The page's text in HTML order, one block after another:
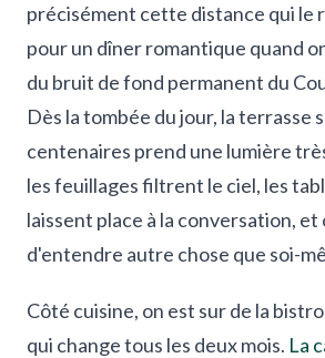
précisément cette distance qui le
pour un dîner romantique quand
du bruit de fond permanent du
Dès la tombée du jour, la terrasse
centenaires prend une lumière
les feuillages filtrent le ciel, les
laissent place à la conversation, et
d'entendre autre chose que soi-
Côté cuisine, on est sur de la
qui change tous les deux mois. La